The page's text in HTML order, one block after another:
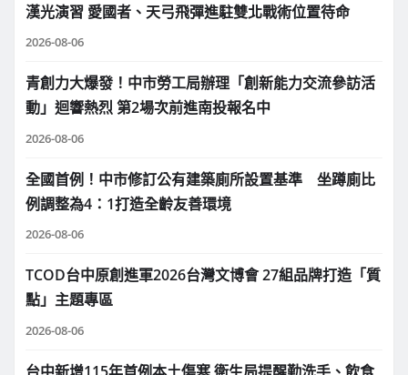
漢光演習 愛國者、天弓飛彈進駐雙北戰術位置待命
2026-08-06
青創力大爆發！中市勞工局辦理「創新能力交流參訪活
動」迴響熱烈 第2場次前進南投報名中
2026-08-06
全國首例！中市修訂公有建築廁所設置基準 坐蹲廁比
例調整為4：1打造全齡友善環境
2026-08-06
TCOD台中原創進軍2026台灣文博會 27組品牌打造「質
點」主題專區
2026-08-06
台中新增115年首例本土傷寒 衛生局提醒勤洗手、飲食